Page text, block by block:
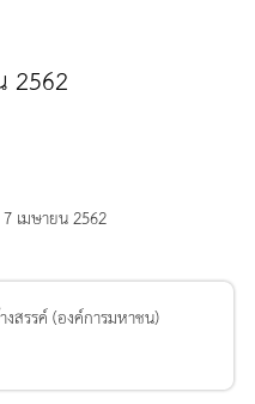
2562
งสรรค์ (องค์การมหาชน)